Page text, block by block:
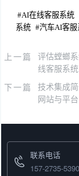
#AI在线客服系统
系统 #汽车AI客服
上一篇
评估螳螂
线客服系统
下一篇
技术集成
网站与平台
联系电话
157-2735-5390